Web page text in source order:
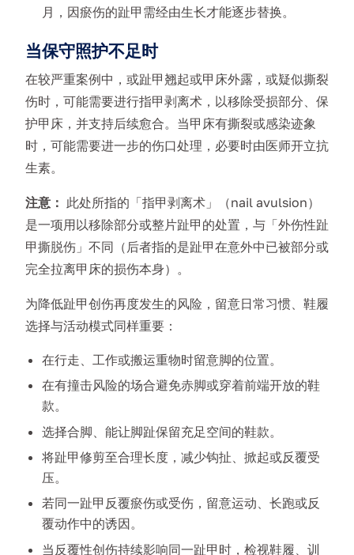
月，因瘀伤的趾甲需经由生长才能逐步替换。
当保守照护不足时
在较严重案例中，或趾甲翘起或甲床外露，或疑似撕裂
伤时，可能需要进行指甲剥离术，以移除受损部分、保
护甲床，并支持后续愈合。当甲床有撕裂或感染迹象
时，可能需要进一步的伤口处理，必要时由医师开立抗
生素。
注意： 此处所指的「指甲剥离术」（nail avulsion）
是一项用以移除部分或整片趾甲的处置，与「外伤性趾
甲撕脱伤」不同（后者指的是趾甲在意外中已被部分或
完全拉离甲床的损伤本身）。
为降低趾甲创伤再度发生的风险，留意日常习惯、鞋履
选择与活动模式同样重要：
在行走、工作或搬运重物时留意脚的位置。
在有撞击风险的场合避免赤脚或穿着前端开放的鞋
款。
选择合脚、能让脚趾保留充足空间的鞋款。
将趾甲修剪至合理长度，减少钩扯、掀起或反覆受
压。
若同一趾甲反覆瘀伤或受伤，留意运动、长跑或反
覆动作中的诱因。
当反覆性创伤持续影响同一趾甲时，检视鞋履、训